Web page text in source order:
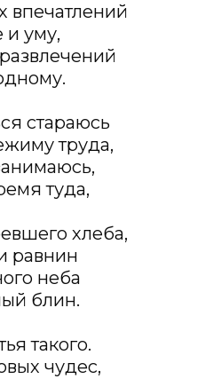
впечатлений
и уму,
стараюсь
труда,
туда,
хлеба,
равнин
неба
блин.
такого.
чудес,